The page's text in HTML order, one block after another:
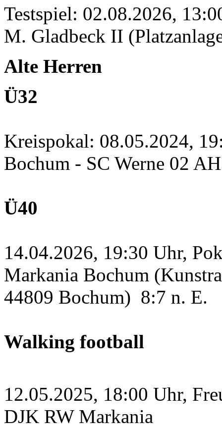
Testspiel: 02.08.2026,
M. Gladbeck II
Alte Herren
Ü32
Kreispokal: 08.05.2024,
Bochum - SC Werne 02
Ü40
14.04.2026, 19:30 Uhr,
Markania Bochum
44809 Bochum) 8:7 n. E.
Walking football
12.05.2025, 18:00 Uhr,
DJK RW Markania